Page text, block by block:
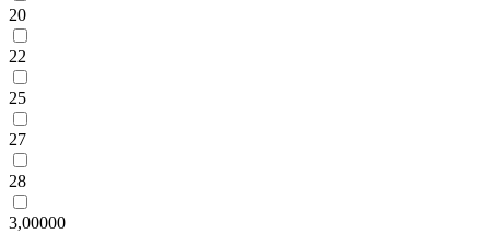
20
22
25
27
28
3,00000